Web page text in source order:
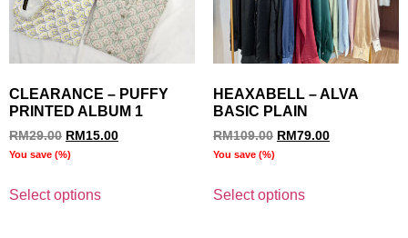
CLEARANCE – PUFFY
PRINTED ALBUM 1
RM29.00 RM 15.00
You save (%)
Select options
HEAXABELL – ALVA
BASIC PLAIN
RM109.00 RM 79.00
You save (%)
Select options